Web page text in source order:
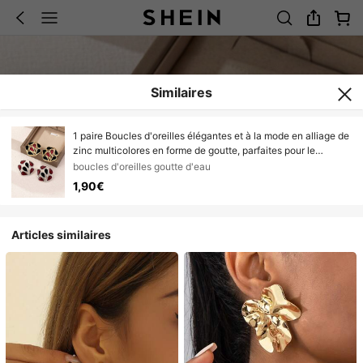
Similaires
1 paire Boucles d'oreilles élégantes et à la mode en alliage de
zinc multicolores en forme de goutte, parfaites pour le
quotidien, les fêtes, les occasions décontractées et les
vacances.
boucles d'oreilles goutte d'eau
1,90€
Articles similaires